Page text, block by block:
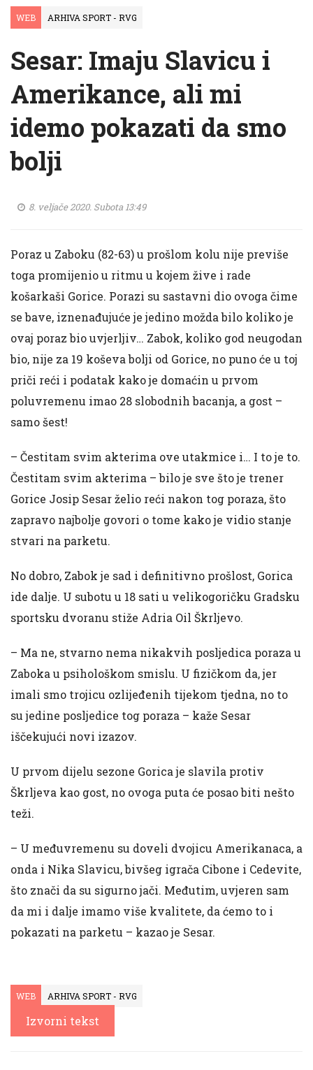
WEB ARHIVA SPORT - RVG
Sesar: Imaju Slavicu i
Amerikance, ali mi
idemo pokazati da smo
bolji
8. veljače 2020. Subota 13:49
Poraz u Zaboku (82-63) u prošlom kolu nije previše
toga promijenio u ritmu u kojem žive i rade
košarkaši Gorice. Porazi su sastavni dio ovoga čime
se bave, iznenađujuće je jedino možda bilo koliko je
ovaj poraz bio uvjerljiv… Zabok, koliko god neugodan
bio, nije za 19 koševa bolji od Gorice, no puno će u toj
priči reći i podatak kako je domaćin u prvom
poluvremenu imao 28 slobodnih bacanja, a gost –
samo šest!
– Čestitam svim akterima ove utakmice i… I to je to.
Čestitam svim akterima – bilo je sve što je trener
Gorice Josip Sesar želio reći nakon tog poraza, što
zapravo najbolje govori o tome kako je vidio stanje
stvari na parketu.
No dobro, Zabok je sad i definitivno prošlost, Gorica
ide dalje. U subotu u 18 sati u velikogoričku Gradsku
sportsku dvoranu stiže Adria Oil Škrljevo.
– Ma ne, stvarno nema nikakvih posljedica poraza u
Zaboka u psihološkom smislu. U fizičkom da, jer
imali smo trojicu ozlijeđenih tijekom tjedna, no to
su jedine posljedice tog poraza – kaže Sesar
iščekujući novi izazov.
U prvom dijelu sezone Gorica je slavila protiv
Škrljeva kao gost, no ovoga puta će posao biti nešto
teži.
– U međuvremenu su doveli dvojicu Amerikanaca, a
onda i Nika Slavicu, bivšeg igrača Cibone i Cedevite,
što znači da su sigurno jači. Međutim, uvjeren sam
da mi i dalje imamo više kvalitete, da ćemo to i
pokazati na parketu – kazao je Sesar.
WEB ARHIVA SPORT - RVG
Izvorni tekst